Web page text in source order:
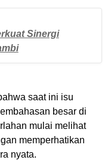
Sinergi
saat ini isu
besar di
mulai melihat
memperhatikan
nyata.